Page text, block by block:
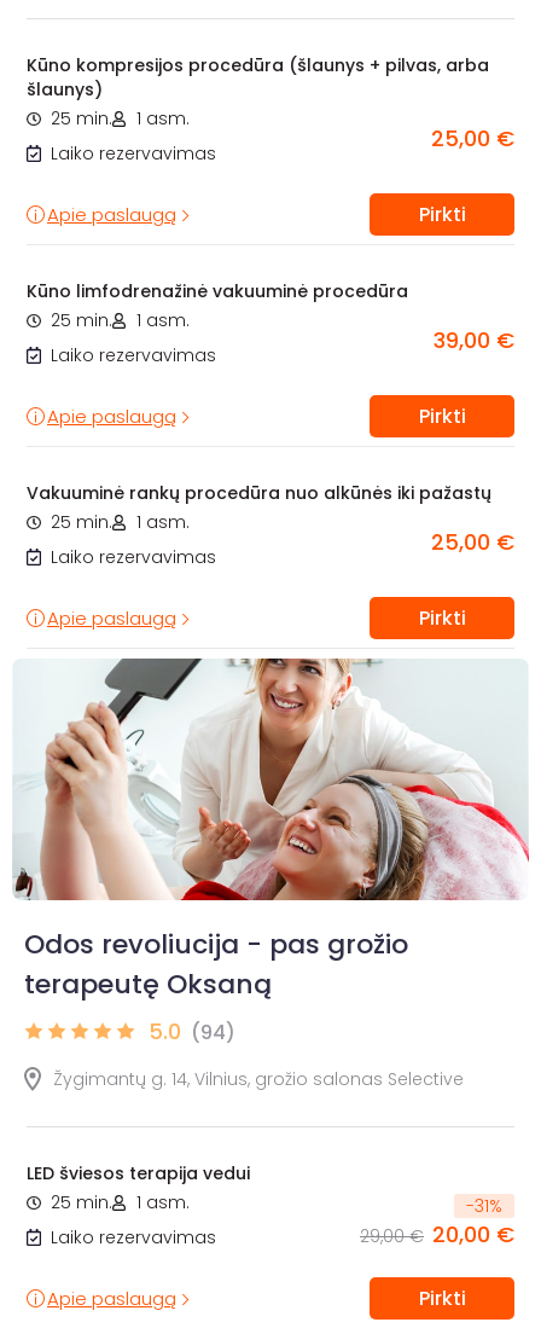
Kūno kompresijos procedūra (šlaunys + pilvas, arba
šlaunys)
25 min.
1 asm.
Laiko rezervavimas
25,00 €
Apie paslaugą Pirkti
Kūno limfodrenažinė vakuuminė procedūra
25 min.
1 asm.
Laiko rezervavimas
39,00 €
Apie paslaugą Pirkti
Vakuuminė rankų procedūra nuo alkūnės iki pažastų
25 min.
1 asm.
Laiko rezervavimas
25,00 €
Apie paslaugą Pirkti
Odos revoliucija - pas grožio
terapeutę Oksaną
5.0 (94)
Žygimantų g. 14, Vilnius, grožio salonas Selective
LED šviesos terapija vedui
25 min.
1 asm.
Laiko rezervavimas
-31%
29,00 € 20,00 €
Apie paslaugą Pirkti